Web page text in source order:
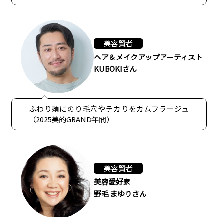
美容賢者
ヘア＆メイクアップアーティスト
KUBOKIさん
ふわり頰にのり毛穴やテカりをカムフラージュ
（2025美的GRAND年間）
美容賢者
美容愛好家
野毛 まゆりさん